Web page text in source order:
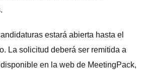
estará abierta hasta el
La solicitud deberá ser remitida a
en la web de MeetingPack,